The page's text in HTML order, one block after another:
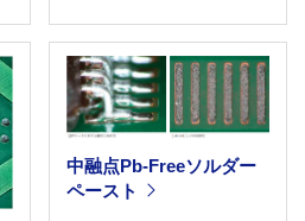
中融点Pb-Freeソルダー
ペースト